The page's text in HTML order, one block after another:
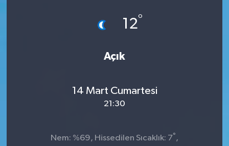
12°
Açık
14 Mart Cumartesi
21:30
Nem: %69, Hissedilen Sıcaklık: 7° ,